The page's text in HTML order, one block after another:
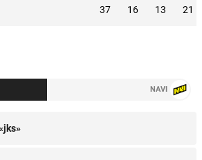
37 16 13 21
NAVI